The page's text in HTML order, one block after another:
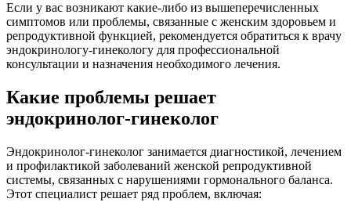
Если у вас возникают какие-либо из вышеперечисленных
симптомов или проблемы, связанные с женским здоровьем и
репродуктивной функцией, рекомендуется обратиться к врачу
эндокринологу-гинекологу для профессиональной
консультации и назначения необходимого лечения.
Какие проблемы решает
эндокринолог-гинеколог
Эндокринолог-гинеколог занимается диагностикой, лечением
и профилактикой заболеваний женской репродуктивной
системы, связанных с нарушениями гормонального баланса.
Этот специалист решает ряд проблем, включая: